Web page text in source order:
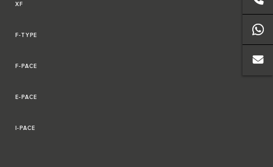
XF
F-TYPE
F-PACE
E-PACE
I-PACE